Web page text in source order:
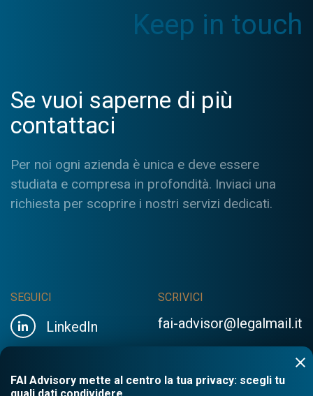
Keep in touch
Se vuoi saperne di più
contattaci
Per noi ogni azienda è unica e deve essere
studiata e compresa in profondità. Inviaci una
richiesta per scoprire i nostri servizi dedicati.
SEGUICI
LinkedIn
SCRIVICI
fai-advisor@legalmail.it
FAI Advisory mette al centro la tua privacy: scegli tu